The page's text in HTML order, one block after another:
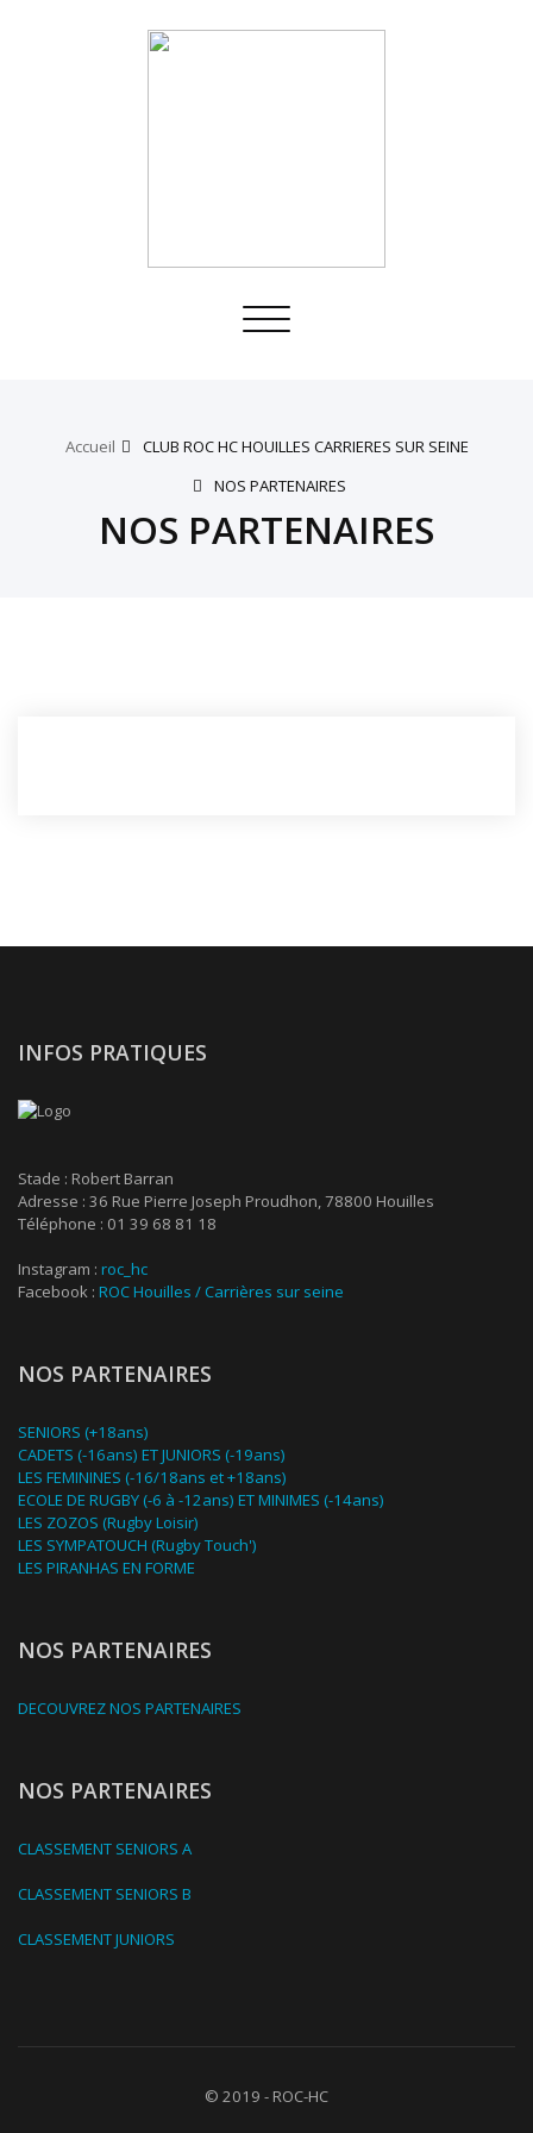
Toggle
Accueil
CLUB ROC HC HOUILLES CARRIERES SUR SEINE
NOS PARTENAIRES
NOS PARTENAIRES
INFOS PRATIQUES
Stade : Robert Barran
Adresse : 36 Rue Pierre Joseph Proudhon, 78800 Houilles
Téléphone : 01 39 68 81 18
Instagram : roc_hc
Facebook : ROC Houilles / Carrières sur seine
NOS PARTENAIRES
SENIORS (+18ans)
CADETS (-16ans) ET JUNIORS (-19ans)
LES FEMININES (-16/18ans et +18ans)
ECOLE DE RUGBY (-6 à -12ans) ET MINIMES (-14ans)
LES ZOZOS (Rugby Loisir)
LES SYMPATOUCH (Rugby Touch')
LES PIRANHAS EN FORME
NOS PARTENAIRES
DECOUVREZ NOS PARTENAIRES
NOS PARTENAIRES
CLASSEMENT SENIORS A
CLASSEMENT SENIORS B
CLASSEMENT JUNIORS
© 2019 - ROC-HC